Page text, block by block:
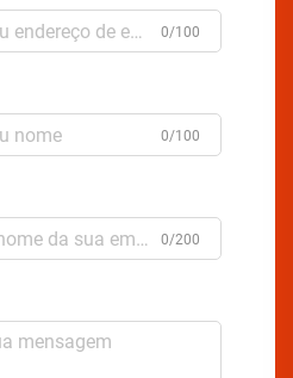
0/100
0/100
0/200